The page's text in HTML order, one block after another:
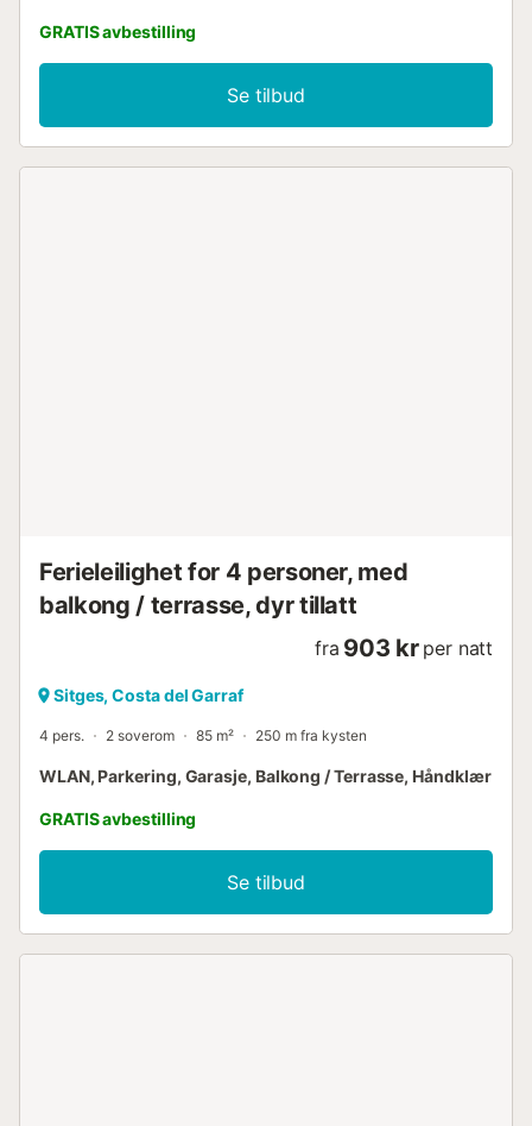
GRATIS avbestilling
Se tilbud
Ferieleilighet for 4 personer, med
balkong / terrasse, dyr tillatt
fra 903 kr per natt
Sitges, Costa del Garraf
4 pers. 2 soverom 85 m² 250 m fra kysten
WLAN, Parkering, Garasje, Balkong / Terrasse, Håndklær
GRATIS avbestilling
Se tilbud